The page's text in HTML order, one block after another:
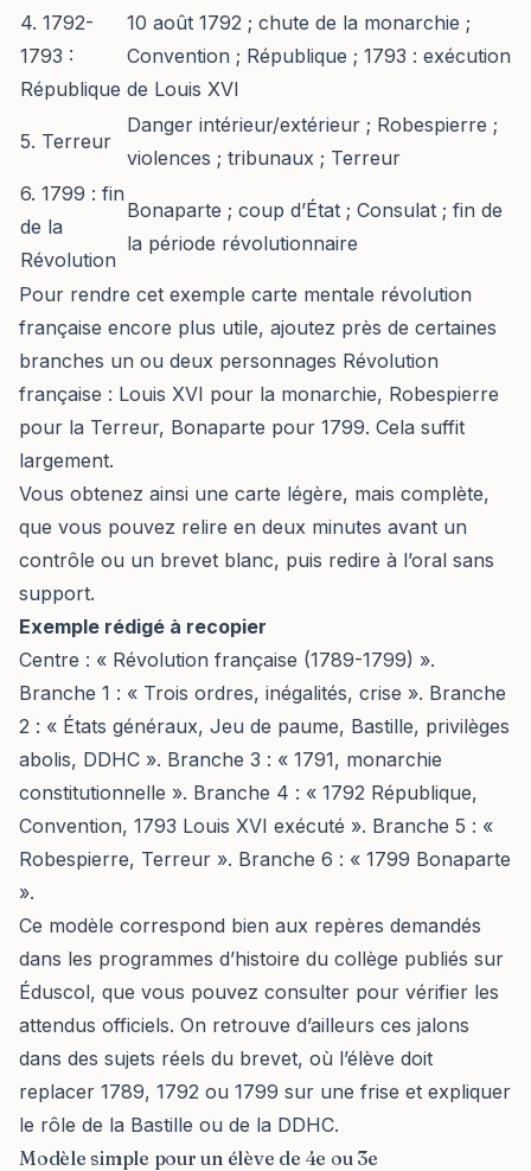
4. 1792-
1793 :
République
10 août 1792 ; chute de la monarchie ;
Convention ; République ; 1793 : exécution
de Louis XVI
5. Terreur
Danger intérieur/extérieur ; Robespierre ;
violences ; tribunaux ; Terreur
6. 1799 : fin
de la
Révolution
Bonaparte ; coup d’État ; Consulat ; fin de
la période révolutionnaire
Pour rendre cet exemple carte mentale révolution
française encore plus utile, ajoutez près de certaines
branches un ou deux personnages Révolution
française : Louis XVI pour la monarchie, Robespierre
pour la Terreur, Bonaparte pour 1799. Cela suffit
largement.
Vous obtenez ainsi une carte légère, mais complète,
que vous pouvez relire en deux minutes avant un
contrôle ou un brevet blanc, puis redire à l’oral sans
support.
Exemple rédigé à recopier
Centre : « Révolution française (1789-1799) ».
Branche 1 : « Trois ordres, inégalités, crise ». Branche
2 : « États généraux, Jeu de paume, Bastille, privilèges
abolis, DDHC ». Branche 3 : « 1791, monarchie
constitutionnelle ». Branche 4 : « 1792 République,
Convention, 1793 Louis XVI exécuté ». Branche 5 : «
Robespierre, Terreur ». Branche 6 : « 1799 Bonaparte
».
Ce modèle correspond bien aux repères demandés
dans les programmes d’histoire du collège publiés sur
Éduscol, que vous pouvez consulter pour vérifier les
attendus officiels. On retrouve d’ailleurs ces jalons
dans des sujets réels du brevet, où l’élève doit
replacer 1789, 1792 ou 1799 sur une frise et expliquer
le rôle de la Bastille ou de la DDHC.
Modèle simple pour un élève de 4e ou 3e